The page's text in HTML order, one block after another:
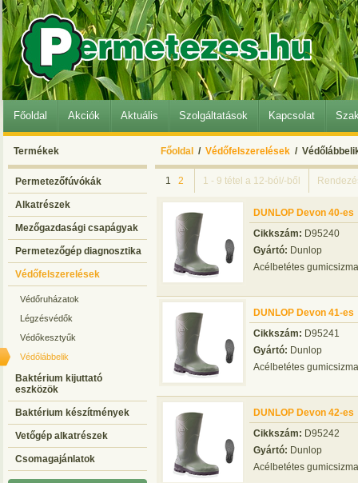
Főoldal Akciók Aktuális Szolgáltatások Kapcsolat
Termékek
Permetezőfúvókák
Alkatrészek
Mezőgazdasági csapágyak
Permetezőgép diagnosztika
Védőfelszerelések
Védőruházatok
Légzésvédők
Védőkesztyűk
Védőlábbelik
Baktérium kijuttató
eszközök
Baktérium készítmények
Vetőgép alkatrészek
Csomagajánlatok
Főoldal / Védőfelszerelések /
1 2 1 - 9 tétel a 12-ból/-ből
DUNLOP Devon 40-es
Cikkszám: D95240
Gyártó: Dunlop
Acélbetétes gumicsizma
DUNLOP Devon 41-es
Cikkszám: D95241
Gyártó: Dunlop
Acélbetétes gumicsizma
DUNLOP Devon 42-es
Cikkszám: D95242
Gyártó: Dunlop
Acélbetétes gumicsizma